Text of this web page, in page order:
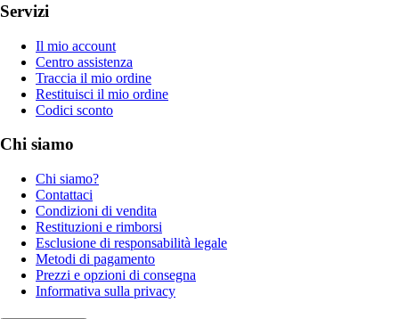
Servizi
Il mio account
Centro assistenza
Traccia il mio ordine
Restituisci il mio ordine
Codici sconto
Chi siamo
Chi siamo?
Contattaci
Condizioni di vendita
Restituzioni e rimborsi
Esclusione di responsabilità legale
Metodi di pagamento
Prezzi e opzioni di consegna
Informativa sulla privacy